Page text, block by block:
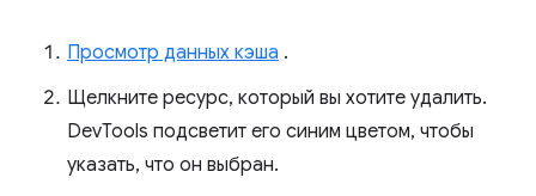
Просмотр данных кэша .
Щелкните ресурс, который вы хотите удалить.
DevTools подсветит его синим цветом, чтобы
указать, что он выбран.